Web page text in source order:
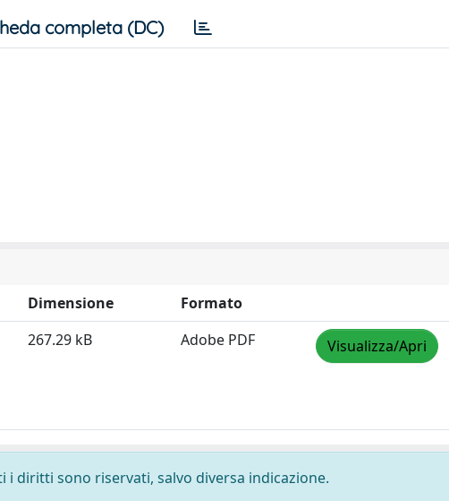
completa (DC)
Dimensione
Formato
267.29 kB Adobe PDF Visualizza/Apri
diritti sono riservati, salvo diversa indicazione.